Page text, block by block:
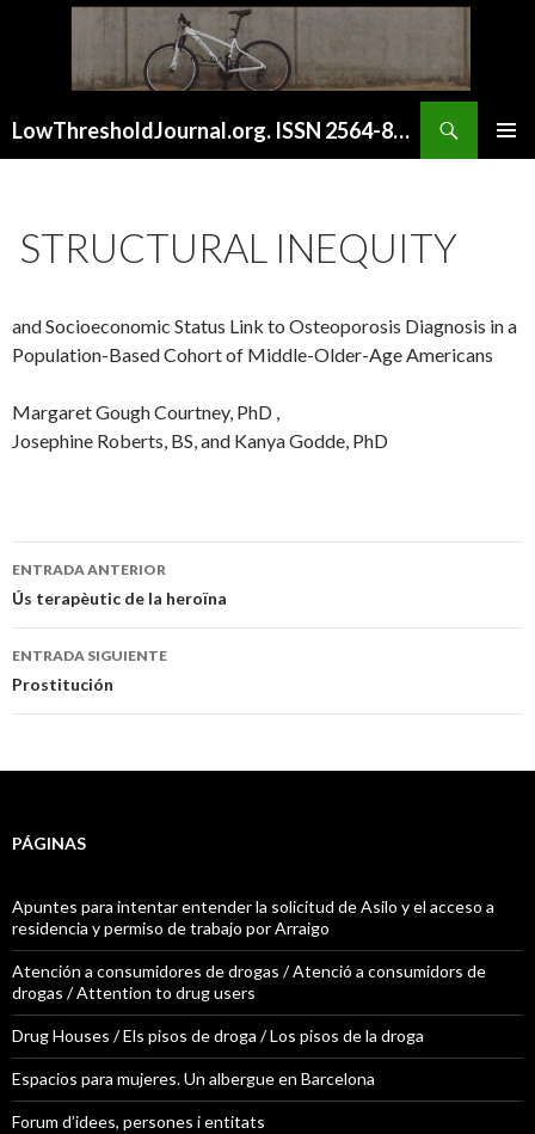
LowThresholdJournal.org. ISSN 2564-8128
STRUCTURAL INEQUITY
and Socioeconomic Status Link to Osteoporosis Diagnosis in a
Population-Based Cohort of Middle-Older-Age Americans
Margaret Gough Courtney, PhD ,
Josephine Roberts, BS, and Kanya Godde, PhD
Navegación
de
entradas
ENTRADA ANTERIOR
Ús terapèutic de la heroïna
ENTRADA SIGUIENTE
Prostitución
PÁGINAS
Apuntes para intentar entender la solicitud de Asilo y el acceso a
residencia y permiso de trabajo por Arraigo
Atención a consumidores de drogas / Atenció a consumidors de
drogas / Attention to drug users
Drug Houses / Els pisos de droga / Los pisos de la droga
Espacios para mujeres. Un albergue en Barcelona
Forum d’idees, persones i entitats